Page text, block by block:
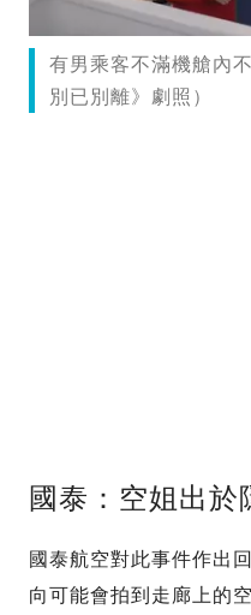
有男乘客不滿機艙內
別已別離》劇照）
國泰：空姐出於
國泰航空對此事件作出
向可能會拍到走廊上的